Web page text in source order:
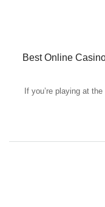
Best Online
If you’re playing at